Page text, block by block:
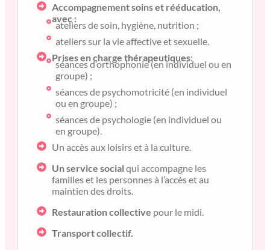
Accompagnement soins et rééducation,
avec :
ateliers de soin, hygiène, nutrition ;
ateliers sur la vie affective et sexuelle.
Prises en charge thérapeutiques:
séances d’orthophonie (en individuel ou en
groupe) ;
séances de psychomotricité (en individuel
ou en groupe) ;
séances de psychologie (en individuel ou
en groupe).
Un accès aux loisirs et à la culture.
Un service social qui accompagne les
familles et les personnes à l’accès et au
maintien des droits.
Restauration collective pour le midi.
Transport collectif.